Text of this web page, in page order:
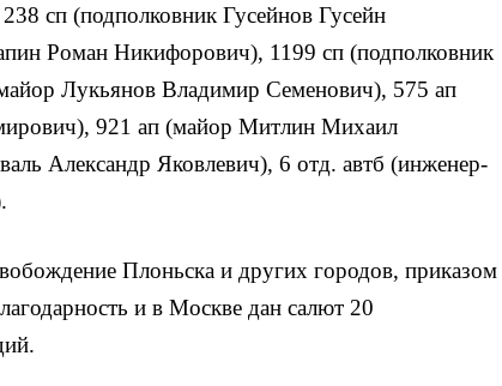
сп (подполковник Гусейнов Гусейн
Роман Никифорович), 1199 сп (подполковник
Лукьянов Владимир Семенович), 575 ап
921 ап (майор Митлин Михаил
Александр Яковлевич), 6 отд. автб (инженер-
Плоньска и других городов, приказом
и в Москве дан салют 20